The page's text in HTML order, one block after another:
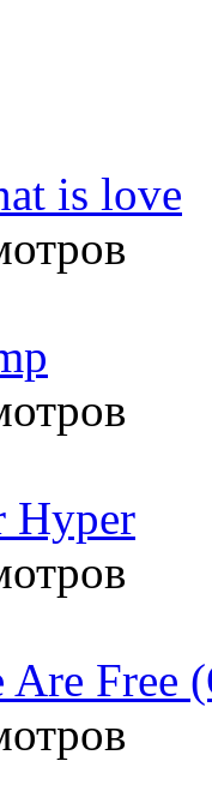
is love
Hyper
Are Free